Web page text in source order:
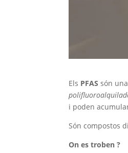
Els PFAS són
i poden
Són compostos
On es troben ?